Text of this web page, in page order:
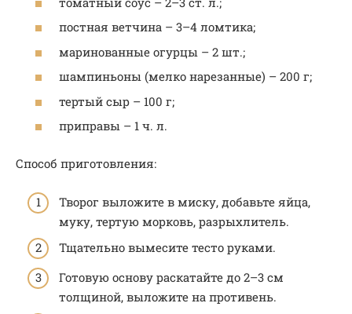
постная ветчина – 3–4 ломтика;
маринованные огурцы – 2 шт.;
шампиньоны (мелко нарезанные) – 200 г;
тертый сыр – 100 г;
приправы – 1 ч. л.
Способ приготовления:
Творог выложите в миску, добавьте яйца,
муку, тертую морковь, разрыхлитель.
Тщательно вымесите тесто руками.
Готовую основу раскатайте до 2–3 см
толщиной, выложите на противень.